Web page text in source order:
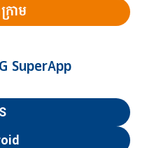
រាម
SuperApp